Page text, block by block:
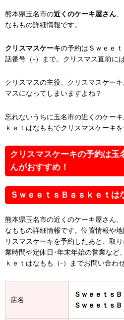
熊本県玉名市の近くのケーキ屋さん
なももの詳細情報です。
クリスマスケーキの予約はＳｗｅｅ
話番号（-）まで。クリスマス直前に
クリスマスの主役、クリスマスケー
マスになってしまいますよね？
忘れないうちに玉名市の近くのケー
ｋｅｔはなももでクリスマスケーキを
クリスマスケーキの予約は玉
んがおすすめ！
ＳｗｅｅｔｓＢａｓｋｅｔは
熊本県玉名市の近くのケーキ屋さん
なももの詳細情報です。位置情報や
リスマスケーキを予約したあと、取
業時間や定休日･年末年始の営業など
ｋｅｔはなもも（-）までお問い合わ
店名
Ｓｗｅｅｔｓ
Ｓｗｅｅｔｓ